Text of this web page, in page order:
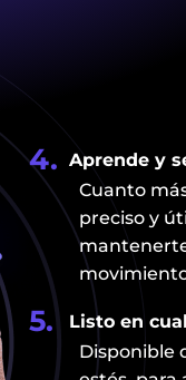
4. Aprende y
Cuanto
preciso y
5.
Listo en
Disponible